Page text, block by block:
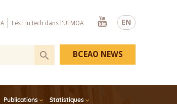
EN
Les FinTech dans l'UEMOA
Youtube
Publications Statistiques
BCEAO NEWS